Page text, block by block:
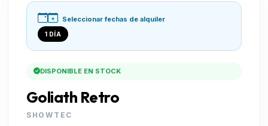
Seleccionar fechas de alquiler
1 DÍA
DISPONIBLE EN STOCK
Goliath Retro
SHOWTEC